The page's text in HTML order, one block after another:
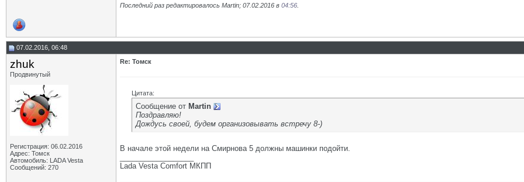
Последний раз редактировалось Martin; 07.02.2016 в 04:56
07.02.2016, 06:48
zhuk
Продвинутый
Регистрация: 06.02.2016
Адрес: Томск
Автомобиль: LADA Vesta
Сообщений: 270
Re: Томск
Цитата:
Сообщение от Martin
Поздравляю!
Дождусь своей, будем организовывать встречу 8-)
В начале этой недели на Смирнова 5 должны машинки подойти.
Lada Vesta Comfort МКПП